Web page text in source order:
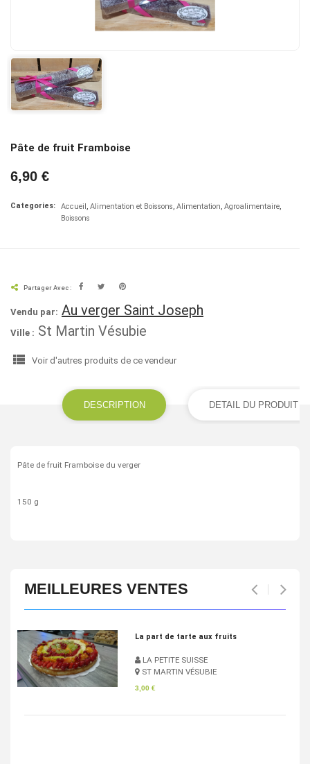
Pâte de fruit Framboise
6,90 €
Categories: Accueil Alimentation et Boissons Alimentation Agroalimentaire
Boissons
Partager Avec :
Vendu par: Au verger Saint Joseph
Ville : St Martin Vésubie
view_list
Voir d'autres produits de ce vendeur
DESCRIPTION DETAIL DU PRODUIT
Pâte de fruit Framboise du verger
150 g
MEILLEURES VENTES
Pan Bagnat
LA PETITE SUISSE
ST MARTIN VÉSUBIE